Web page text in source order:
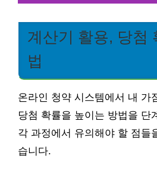
계산기 활용, 당첨
법
온라인 청약 시스템에서 내 가
당첨 확률을 높이는 방법을 단
각 과정에서 유의해야 할 점들
습니다.